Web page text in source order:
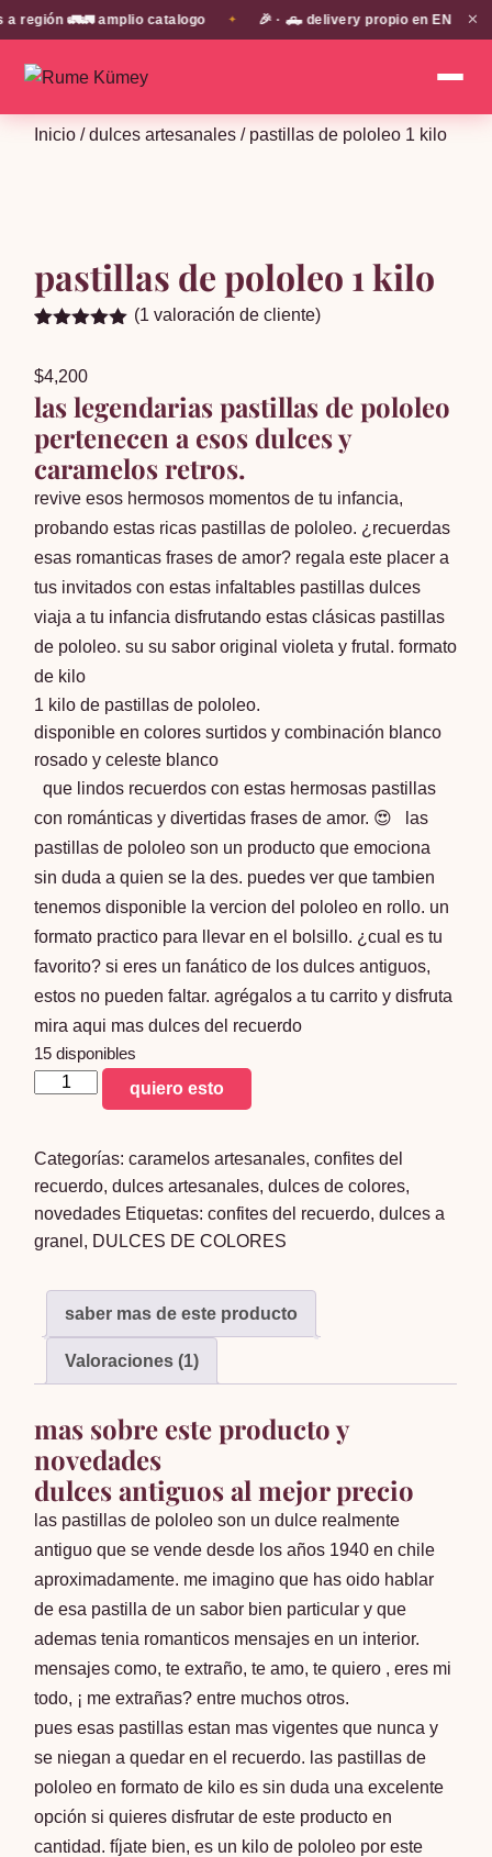
🚛🚛 amplio catalogo ✦ 🎉 · 🛻 delivery propio en EN TODA ✕
Inicio /dulces artesanales / pastillas de pololeo 1 kilo
pastillas de pololeo 1 kilo
5 basado
en
puntuación
de cliente
(1 valoración de cliente)
$4,200
las legendarias pastillas de pololeo
pertenecen a esos dulces y
caramelos retros.
revive esos hermosos momentos de tu infancia,
probando estas ricas pastillas de pololeo. ¿recuerdas
esas romanticas frases de amor? regala este placer a
tus invitados con estas infaltables pastillas dulces
viaja a tu infancia disfrutando estas clásicas pastillas
de pololeo. su su sabor original violeta y frutal. formato
de kilo
1 kilo de pastillas de pololeo.
disponible en colores surtidos y combinación blanco
rosado y celeste blanco
que lindos recuerdos con estas hermosas pastillas
con románticas y divertidas frases de amor. 😍 las
pastillas de pololeo son un producto que emociona
sin duda a quien se la des. puedes ver que tambien
tenemos disponible la vercion del pololeo en rollo. un
formato practico para llevar en el bolsillo. ¿cual es tu
favorito? si eres un fanático de los dulces antiguos,
estos no pueden faltar. agrégalos a tu carrito y disfruta
mira aqui masdulces del recuerdo
15 disponibles
pastillas
1
kilo
cantidad
quiero esto
Categorías:caramelos artesanales,confites del
recuerdo,dulces artesanales,dulces de colores,
novedades Etiquetas:confites del recuerdo,dulces a
granel , DULCES DE COLORES
saber mas de este producto
Valoraciones (1)
mas sobre este producto y
novedades
dulces antiguos al mejor precio
las pastillas de pololeo son un dulce realmente
antiguo que se vende desde los años 1940 en chile
aproximadamente. me imagino que has oido hablar
de esa pastilla de un sabor bien particular y que
ademas tenia romanticos mensajes en un interior.
mensajes como, te extraño, te amo, te quiero , eres mi
todo, ¡ me extrañas? entre muchos otros.
pues esas pastillas estan mas vigentes que nunca y
se niegan a quedar en el recuerdo. las pastillas de
pololeo en formato de kilo es sin duda una excelente
opción si quieres disfrutar de este producto en
cantidad. fíjate bien, es un kilo de pololeo por este